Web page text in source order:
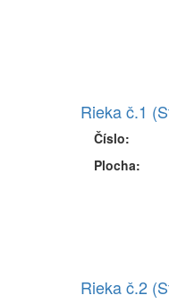
Rieka č.1
Číslo:
Plocha:
Rieka č.2